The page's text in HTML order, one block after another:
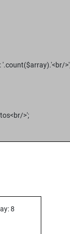
'.count($array).'<br/
>';
8